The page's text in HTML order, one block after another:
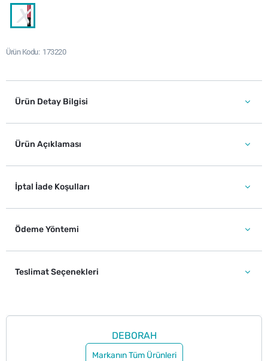
Ürün Kodu 173220
Ürün Detay Bilgisi
Ürün Açıklaması
İptal İade Koşulları
Ödeme Yöntemi
Teslimat Seçenekleri
DEBORAH
Markanın Tüm Ürünleri